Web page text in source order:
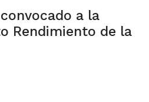
a la
Rendimiento de la